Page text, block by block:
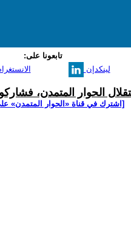
تابعونا على:
لينكدإن
الحوار المتمدن،
[اشترك في قناة ‫«الحوار المتمدن»